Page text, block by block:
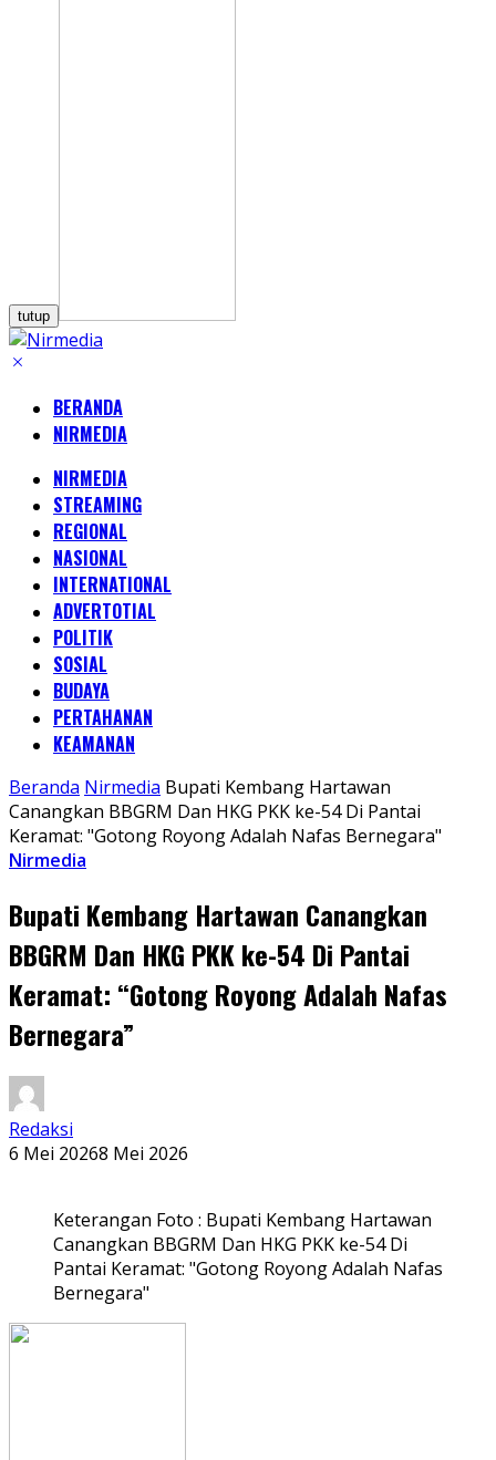
tutup
BERANDA
NIRMEDIA
NIRMEDIA
STREAMING
REGIONAL
NASIONAL
INTERNATIONAL
ADVERTOTIAL
POLITIK
SOSIAL
BUDAYA
PERTAHANAN
KEAMANAN
Beranda Nirmedia Bupati Kembang Hartawan
Canangkan BBGRM Dan HKG PKK ke-54 Di Pantai
Keramat: "Gotong Royong Adalah Nafas Bernegara"
Nirmedia
Bupati Kembang Hartawan Canangkan
BBGRM Dan HKG PKK ke-54 Di Pantai
Keramat: “Gotong Royong Adalah Nafas
Bernegara”
Redaksi
6 Mei 20268 Mei 2026
Keterangan Foto : Bupati Kembang Hartawan
Canangkan BBGRM Dan HKG PKK ke-54 Di
Pantai Keramat: "Gotong Royong Adalah Nafas
Bernegara"